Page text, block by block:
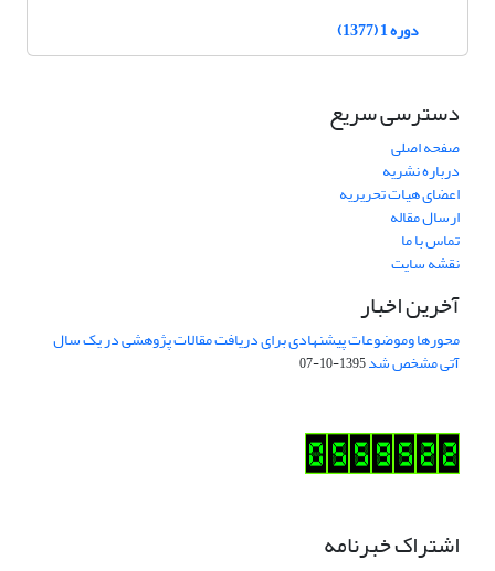
دوره 1 (1377)
دسترسی سریع
صفحه اصلی
درباره نشریه
اعضای هیات تحریریه
ارسال مقاله
تماس با ما
نقشه سایت
آخرین اخبار
محورها وموضوعات پیشنهادی برای دریافت مقالات پژوهشی در یک سال
آتی مشخص شد1395-10-07
اشتراک خبرنامه